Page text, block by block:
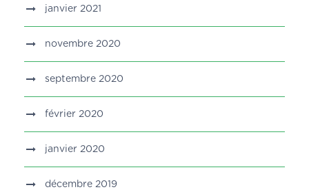
janvier 2021
novembre 2020
septembre 2020
février 2020
janvier 2020
décembre 2019